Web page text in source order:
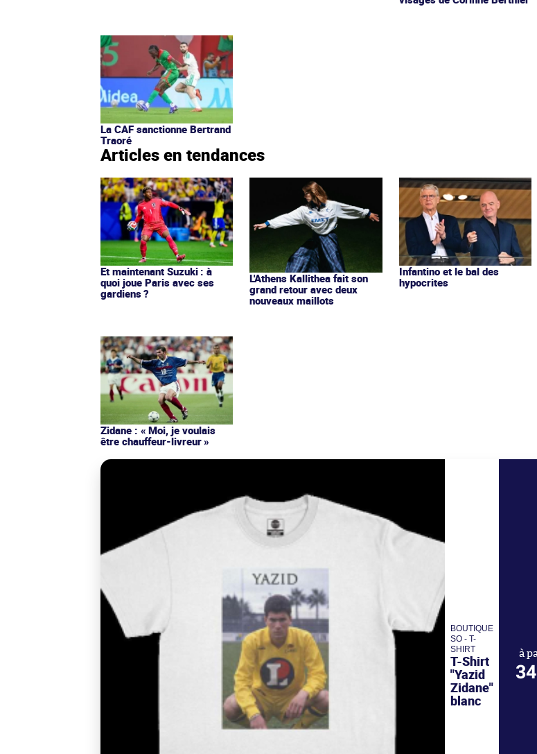
La CAF sanctionne Bertrand
Traoré
Articles en tendances
Et maintenant Suzuki : à
quoi joue Paris avec ses
gardiens ?
L'Athens Kallithea fait son
grand retour avec deux
nouveaux maillots
Infantino et le bal des
hypocrites
Zidane : « Moi, je voulais
être chauffeur-livreur »
BOUTIQUE
SO - T-
SHIRT
T-Shirt
"Yazid
Zidane"
blanc
à